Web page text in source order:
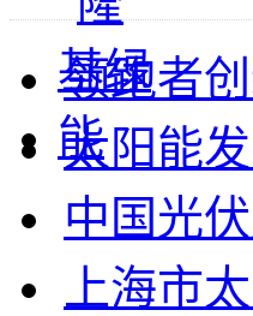
领跑者
太阳能
中国光
上海市